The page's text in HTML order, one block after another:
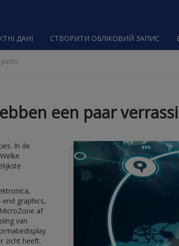
ДАНІ СТВОРИТИ ОБЛІКОВИЙ ЗАПИС
een paar
In de
end graphics,
af
van
zicht heeft.